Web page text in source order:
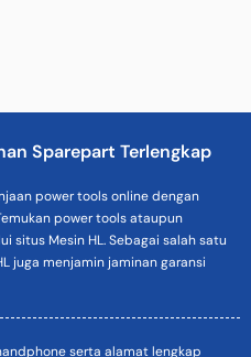
Sparepart Terlengkap
power tools online dengan
power tools ataupun
situs Mesin HL. Sebagai salah satu
juga menjamin jaminan garansi
serta alamat lengkap